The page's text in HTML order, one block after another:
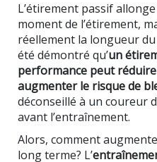
L’étirement passif
moment de l’étirement,
réellement la longueur
été démontré qu’un
performance peut
augmenter le risque de
déconseillé à un coureur
avant l’entraînement.
Alors, comment
long terme? L’